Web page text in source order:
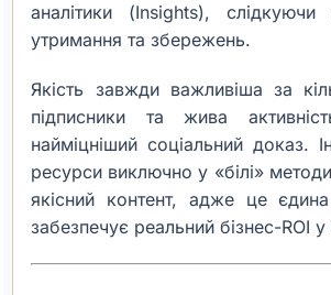
аналітики (Insights),
утримання та збережень.
Якість завжди важливіша за
підписники та жива
найміцніший соціальний доказ.
ресурси виключно у «білі»
якісний контент, адже це
забезпечує реальний бізнес-ROI